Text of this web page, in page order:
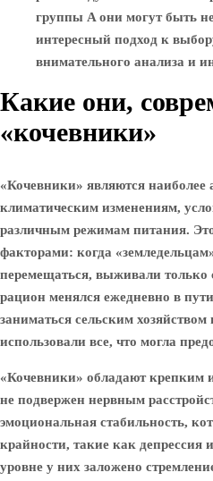
группы A они могут быть
интересный подход к
внимательного анализа и
Какие они,
«кочевники»
«Кочевники» являются
климатическим изменениям,
различным режимам питания.
факторами: когда
перемещаться, выживали
рацион менялся ежедневно в
заниматься сельским
использовали все, что могла
«Кочевники» обладают крепким
не подвержен нервным
эмоциональная стабильность,
крайности, такие как депрессия
уровне у них заложено